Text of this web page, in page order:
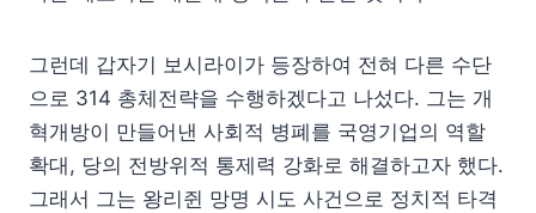
그런데 갑자기 보시라이가 등장하여 전혀 다른 수단
으로 314 총체전략을 수행하겠다고 나섰다. 그는 개
혁개방이 만들어낸 사회적 병폐를 국영기업의 역할
확대, 당의 전방위적 통제력 강화로 해결하고자 했다.
그래서 그는 왕리쥔 망명 시도 사건으로 정치적 타격